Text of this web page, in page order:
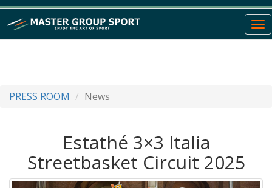
PRESS ROOM News
Estathé 3×3 Italia
Streetbasket Circuit 2025